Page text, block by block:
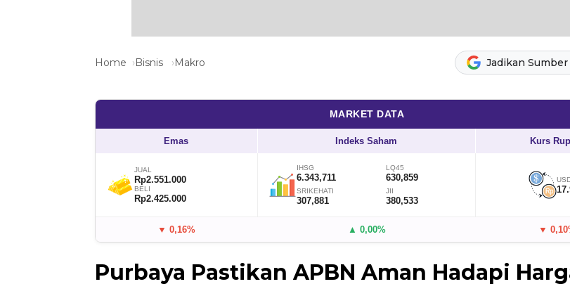
Home Bisnis Makro Jadikan
MARKET DATA
Emas Indeks Saham Kurs
JUAL
Rp2.551.000
BELI
Rp2.425.000
IHSG
6.343,711
LQ45
630,859
SRIKEHATI
307,881
JII
380,533
▼ 0,16% ▲ 0,00% ▼
Purbaya Pastikan APBN Aman Hadapi